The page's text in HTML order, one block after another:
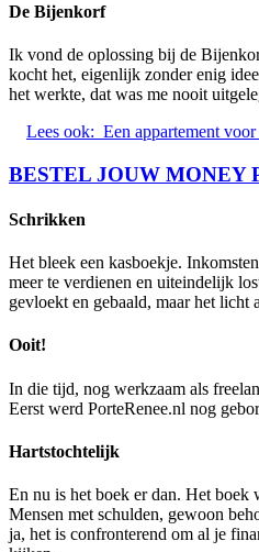
De Bijenkorf
Ik vond de oplossing bij de
kocht het, eigenlijk zonder enig
het werkte, dat was me nooit
Lees ook: Een appartement
BESTEL JOUW MONEY
Schrikken
Het bleek een kasboekje.
meer te verdienen en uiteindelijk
gevloekt en gebaald, maar het licht
Ooit!
In die tijd, nog werkzaam als
Eerst werd PorteRenee.nl nog
Hartstochtelijk
En nu is het boek er dan. Het boek
Mensen met schulden, gewoon
ja, het is confronterend om al je